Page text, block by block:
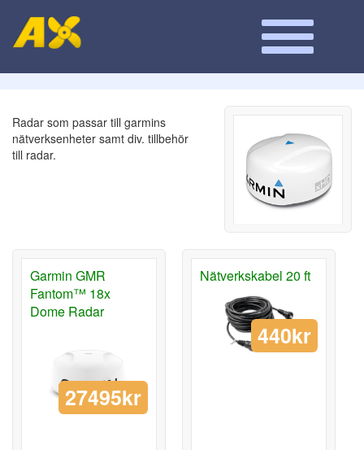
Radar som passar till garmins
nätverksenheter samt div. tillbehör
till radar.
Garmin GMR
Fantom™ 18x
Dome Radar
27495kr
Nätverkskabel 20 ft
440kr